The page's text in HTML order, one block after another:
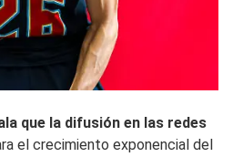
que la difusión en las redes
el crecimiento exponencial del